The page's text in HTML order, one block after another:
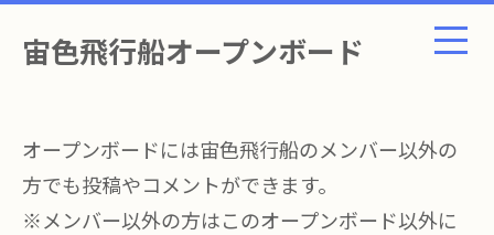
宙色飛行船オープンボード
オープンボードには宙色飛行船のメンバー以外の
方でも投稿やコメントができます。
※メンバー以外の方はこのオープンボード以外に